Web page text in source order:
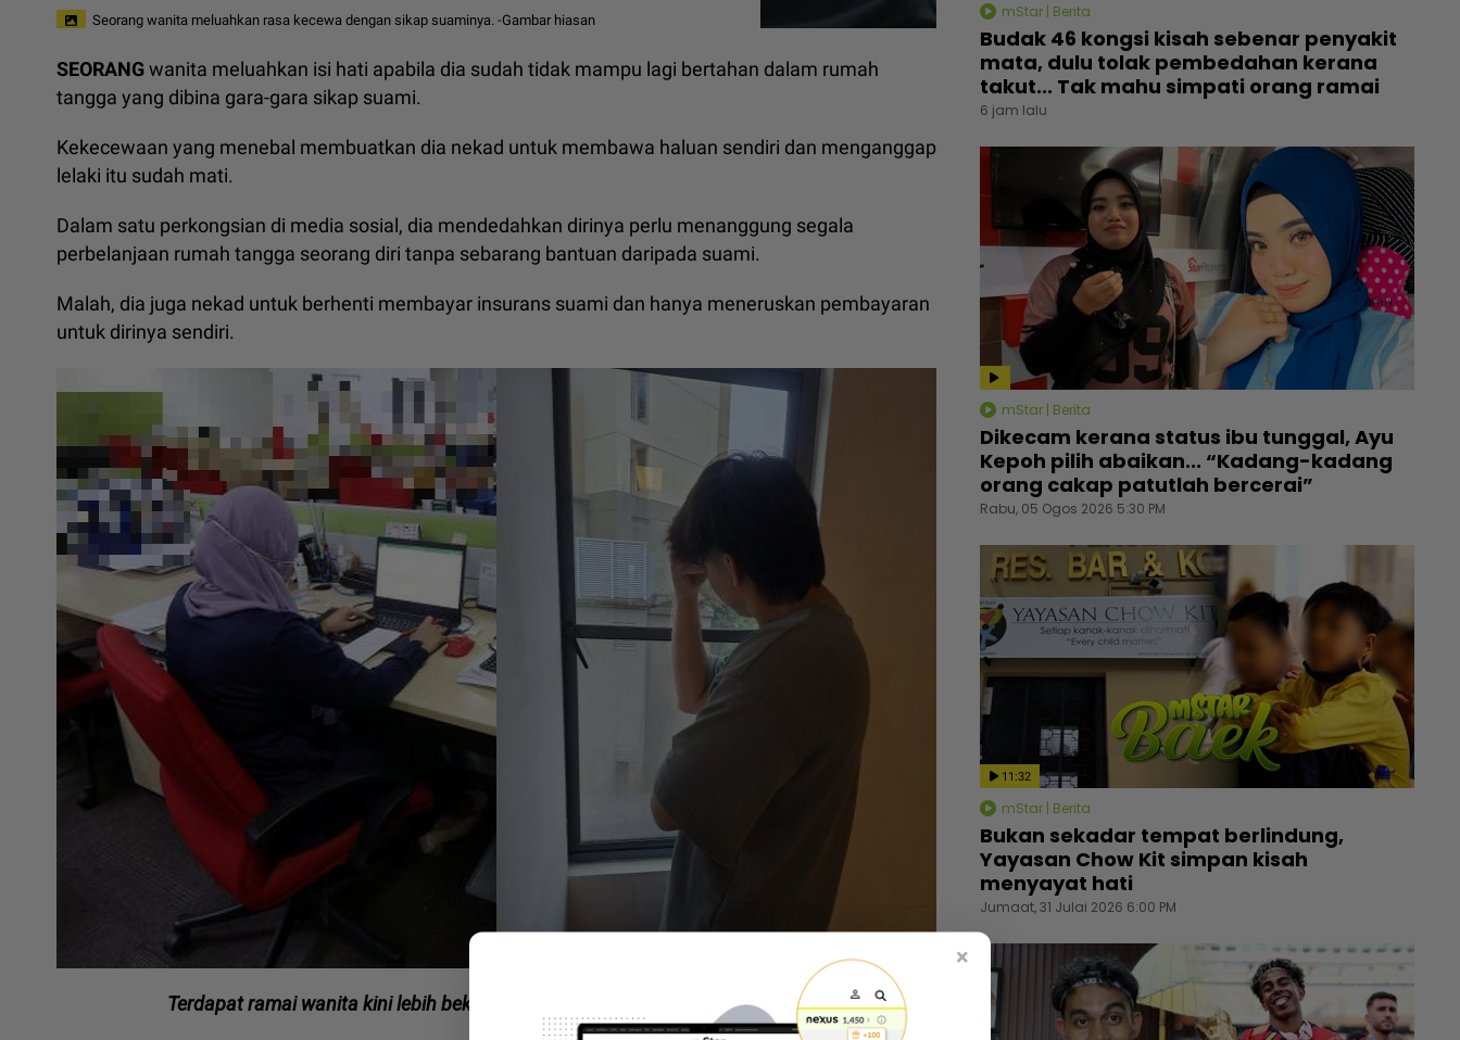
Seorang wanita meluahkan rasa kecewa dengan sikap suaminya. -Gambar hiasan
SEORANGwanita meluahkan isi hati apabila dia sudah tidak mampu lagi bertahan dalam rumah
tangga yang dibina gara-gara sikap suami.
Kekecewaan yang menebal membuatkan dia nekad untuk membawa haluan sendiri dan menganggap
lelaki itu sudah mati.
Dalam satu perkongsian di media sosial, dia mendedahkan dirinya perlu menanggung segala
perbelanjaan rumah tangga seorang diri tanpa sebarang bantuan daripada suami.
Malah, dia juga nekad untuk berhenti membayar insurans suami dan hanya meneruskan pembayaran
untuk dirinya sendiri.
Terdapat ramai wanita kini lebih bekerjaya berbanding suami. -Gambar hiasan
mStar | Berita
Budak 46 kongsi kisah sebenar penyakit
mata, dulu tolak pembedahan kerana
takut... Tak mahu simpati orang ramai
6 jam lalu
mStar | Berita
Dikecam kerana status ibu tunggal, Ayu
Kepoh pilih abaikan... “Kadang-kadang
orang cakap patutlah bercerai”
Rabu, 05 Ogos 2026 5:30 PM
11:32
mStar | Berita
Bukan sekadar tempat berlindung,
Yayasan Chow Kit simpan kisah
menyayat hati
Jumaat, 31 Julai 2026 6:00 PM
×